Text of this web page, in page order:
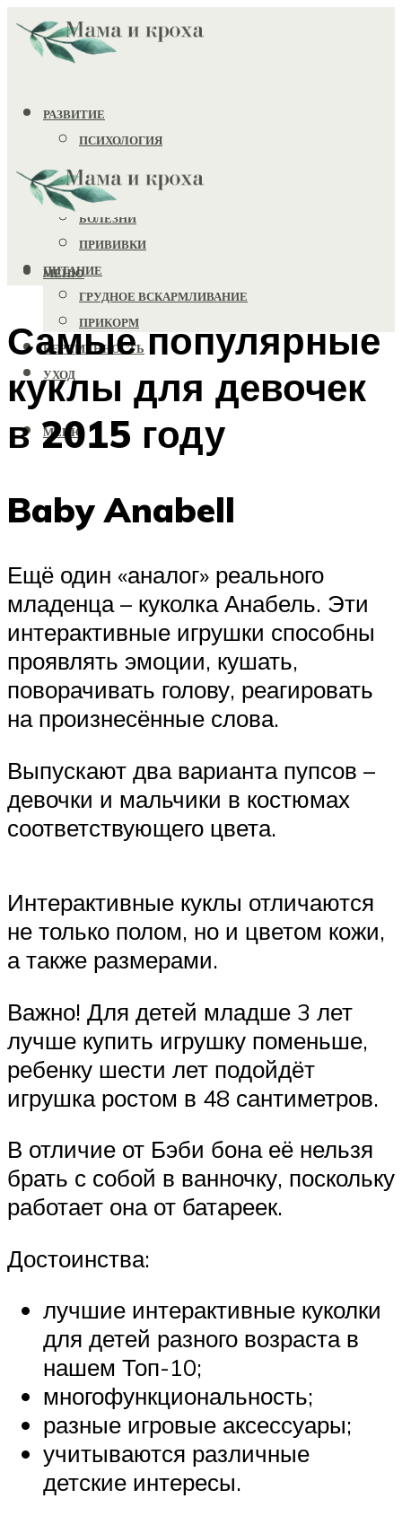
РАЗВИТИЕ
ПСИХОЛОГИЯ
ИГРУШКИ
ЗДОРОВЬЕ
БОЛЕЗНИ
ПРИВИВКИ
ПИТАНИЕ
ГРУДНОЕ ВСКАРМЛИВАНИЕ
ПРИКОРМ
БЕРЕМЕННОСТЬ
УХОД
МЕНЮ
МЕНЮ
Самые популярные
куклы для девочек
в 2015 году
Baby Anabell
Ещё один «аналог» реального
младенца – куколка Анабель. Эти
интерактивные игрушки способны
проявлять эмоции, кушать,
поворачивать голову, реагировать
на произнесённые слова.
Выпускают два варианта пупсов –
девочки и мальчики в костюмах
соответствующего цвета.
Интерактивные куклы отличаются
не только полом, но и цветом кожи,
а также размерами.
Важно! Для детей младше 3 лет
лучше купить игрушку поменьше,
ребенку шести лет подойдёт
игрушка ростом в 48 сантиметров.
В отличие от Бэби бона её нельзя
брать с собой в ванночку, поскольку
работает она от батареек.
Достоинства:
лучшие интерактивные куколки
для детей разного возраста в
нашем Топ-10;
многофункциональность;
разные игровые аксессуары;
учитываются различные
детские интересы.